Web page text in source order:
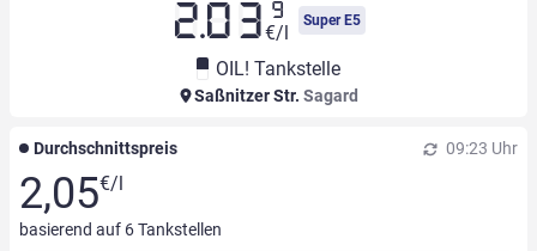
2.03 9
€/l
Super E5
OIL! Tankstelle
Saßnitzer Str. Sagard
Durchschnittspreis 09:23 Uhr
2,05€/l
basierend auf 6Tankstellen